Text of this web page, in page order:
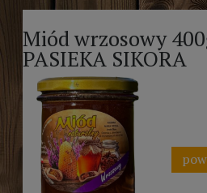
Miód wrzosowy
PASIEKA SIKORA